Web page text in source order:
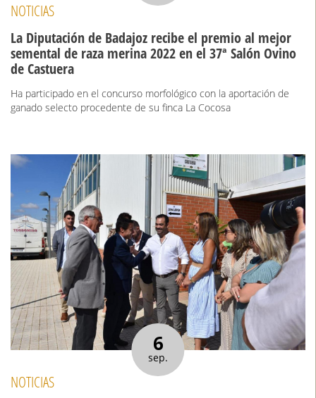
NOTICIAS
La Diputación de Badajoz recibe el premio al mejor
semental de raza merina 2022 en el 37ª Salón Ovino
de Castuera
Ha participado en el concurso morfológico con la aportación de
ganado selecto procedente de su finca La Cocosa
6
sep.
NOTICIAS